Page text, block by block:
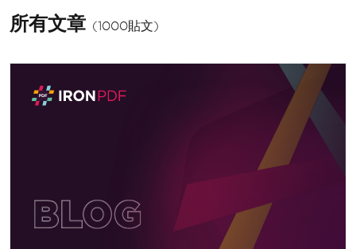
所有文章 (1000貼文)